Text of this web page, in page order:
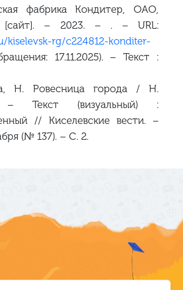
фабрика Кондитер, ОАО,
[сайт]. – 2023. – . – URL:
kiselevsk-rg/c224812-konditer-
17.11.2025). – Текст :
Н. Ровесница города / Н.
– Текст (визуальный) :
// Киселевские вести. –
(№ 137). – С. 2.